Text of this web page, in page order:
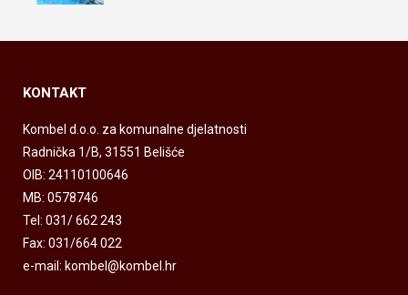
KONTAKT
Kombel d.o.o. za komunalne djelatnosti
Radnička 1/B, 31551 Belišće
OIB: 24110100646
MB: 0578746
Tel: 031/ 662 243
Fax: 031/664 022
e-mail: kombel@kombel.hr